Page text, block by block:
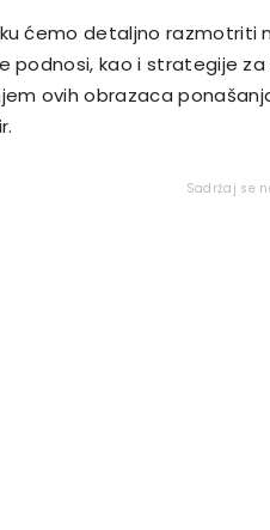
ćemo detaljno razmotriti
podnosi, kao i strategije
ovih obrazaca
Sadržaj se